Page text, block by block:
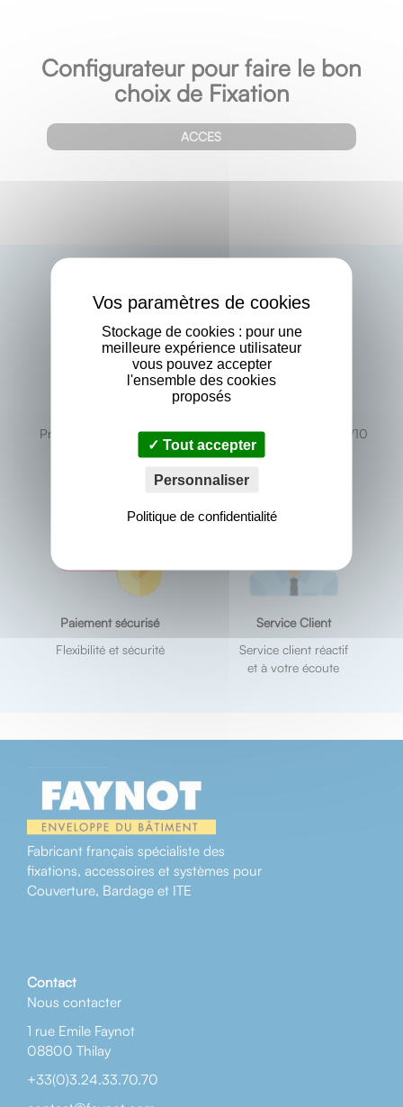
Configurateur pour faire le bon
choix de Fixation
ACCES
Produit fabriqués à Thilay
Excellence prouvée : 9.7/10
sur Avis vérifiés
Paiement sécurisé
Flexibilité et sécurité
Service Client
Service client réactif
et à votre écoute
Fabricant français spécialiste des
fixations, accessoires et systèmes pour
Couverture, Bardage et ITE
Contact
Nous contacter
1 rue Emile Faynot
08800 Thilay
+33(0)3.24.33.70.70
Stockage de cookies : pour une
meilleure expérience utilisateur
vous pouvez accepter
l'ensemble des cookies
proposés
Tout accepter
Personnaliser
Politique de confidentialité